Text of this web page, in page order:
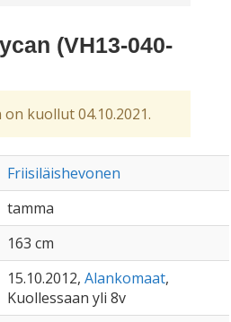
(VH13-040-
kuollut 04.10.2021.
Friisiläishevonen
tamma
163 cm
15.10.2012, Alankomaat,
Kuollessaan yli 8v